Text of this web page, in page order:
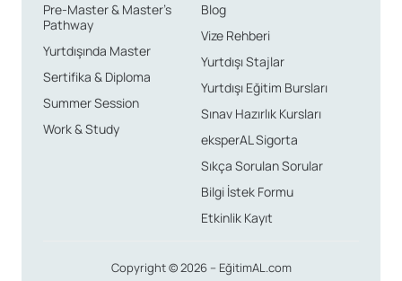
Pre-Master & Master’s
Pathway
Yurtdışında Master
Sertifika & Diploma
Summer Session
Work & Study
Blog
Vize Rehberi
Yurtdışı Stajlar
Yurtdışı Eğitim Bursları
Sınav Hazırlık Kursları
eksperAL Sigorta
Sıkça Sorulan Sorular
Bilgi İstek Formu
Etkinlik Kayıt
Copyright © 2026 – EğitimAL.com